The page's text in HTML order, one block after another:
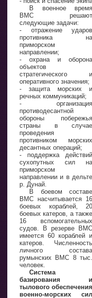
В военное время
ВМС решают
следующие задачи:
- отражение ударов
противника на
приморском
направлении;
- охрана и оборона
объектов
стратегического и
оперативного значения;
- защита морских и
речных коммуникаций;
- организация
противодесантной
обороны побережья
страны в случае
проведения
противником морских
десантных операций;
- поддержка действий
сухопутных сил на
приморском
направлении и в дельте
р. Дунай.
В боевом составе
ВМС насчитывается 16
боевых кораблей, 20
боевых катеров, а также
16 вспомогательных
судов. В резерве ВМС
имеется 60 кораблей и
катеров. Численность
личного состава
румынских ВМС 8 тыс.
человек.
Система
базирования и
тылового обеспечения
военно-морских сил